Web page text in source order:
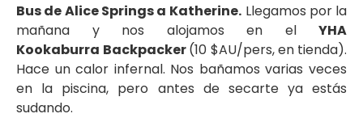
Bus de Alice Springs a Katherine. Llegamos por la
mañana y nos alojamos en el YHA
Kookaburra Backpacker(10 $AU/pers, en tienda).
Hace un calor infernal. Nos bañamos varias veces
en la piscina, pero antes de secarte ya estás
sudando.